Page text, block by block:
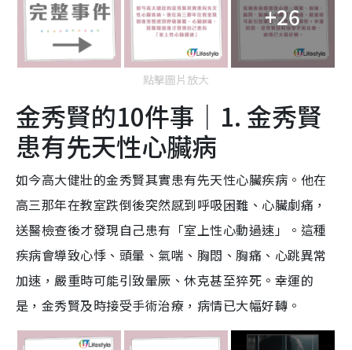
+26
點擊圖片放大
金秀賢的10件事｜1. 金秀賢
患有先天性心臟病
如今高大健壯的金秀賢其實患有先天性心臟疾病。他在
高三那年在教室跌倒後突然感到呼吸困難、心臟劇痛，
送醫檢查後才發現自己患有「室上性心動過速」。這種
疾病會導致心悸、頭暈、氣喘、胸悶、胸痛、心跳異常
加速，嚴重時可能引致暈厥、休克甚至猝死。幸運的
是，金秀賢及時接受手術治療，病情已大幅好轉。